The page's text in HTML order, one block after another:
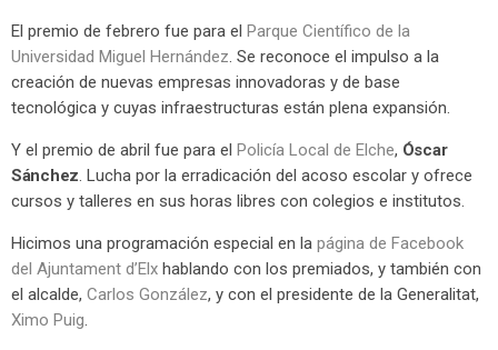
El premio de febrero fue para el Parque Científico de la
Universidad Miguel Hernández . Se reconoce el impulso a la
creación de nuevas empresas innovadoras y de base
tecnológica y cuyas infraestructuras están plena expansión.
Y el premio de abril fue para el Policía Local de Elche, Óscar
Sánchez . Lucha por la erradicación del acoso escolar y ofrece
cursos y talleres en sus horas libres con colegios e institutos.
Hicimos una programación especial en la página de Facebook
del Ajuntament d’Elx hablando con los premiados, y también con
el alcalde, Carlos González, y con el presidente de la Generalitat,
Ximo Puig